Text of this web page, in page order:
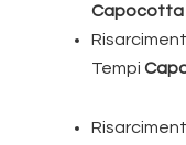
Capocotta
Tempi